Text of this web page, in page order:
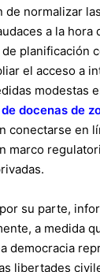
normalizar
a la hora
planificación
el acceso a
modestas
docenas de
conectarse en
marco
su parte,
a medida
democracia
libertades